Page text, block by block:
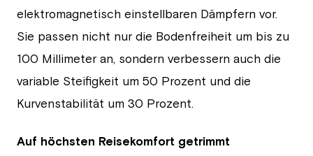
elektromagnetisch einstellbaren Dämpfern vor.
Sie passen nicht nur die Bodenfreiheit um bis zu
100 Millimeter an, sondern verbessern auch die
variable Steifigkeit um 50 Prozent und die
Kurvenstabilität um 30 Prozent.
Auf höchsten Reisekomfort getrimmt